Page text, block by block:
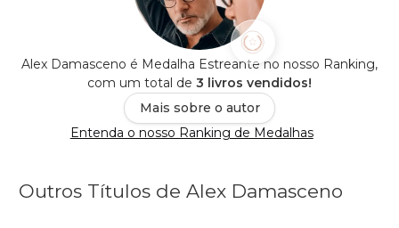
Alex Damasceno é Medalha Estreante no nosso Ranking,
com um total de 3 livros vendidos!
Mais sobre o autor
Entenda o nosso Ranking de Medalhas
Outros Títulos de Alex Damasceno